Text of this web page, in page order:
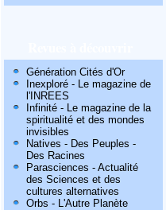
Génération Cités d'Or
Inexploré - Le magazine de
l'INREES
Infinité - Le magazine de la
spiritualité et des mondes
invisibles
Natives - Des Peuples -
Des Racines
Parasciences - Actualité
des Sciences et des
cultures alternatives
Orbs - L'Autre Planète